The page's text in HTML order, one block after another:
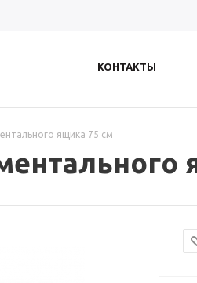
КОНТАКТЫ
ящика 75 см